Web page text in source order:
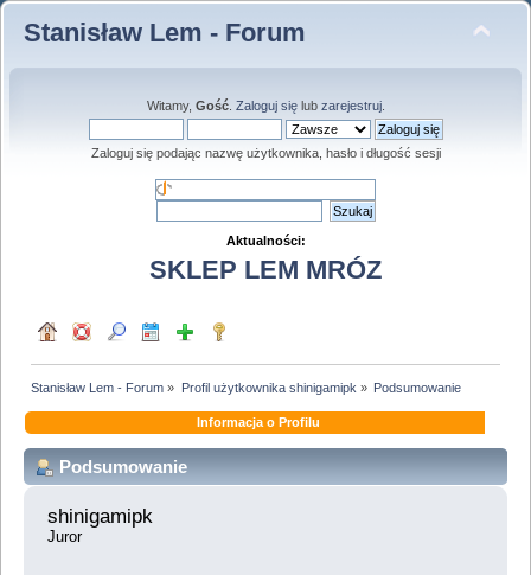
Stanisław Lem - Forum
Witamy, Gość. Zaloguj sięlub zarejestruj.
Zaloguj się podając nazwę użytkownika, hasło i długość sesji
Aktualności:
SKLEP LEM MRÓZ
Stanisław Lem - Forum » Profil użytkownika shinigamipk » Podsumowanie
Informacja o Profilu
Podsumowanie
shinigamipk
Juror